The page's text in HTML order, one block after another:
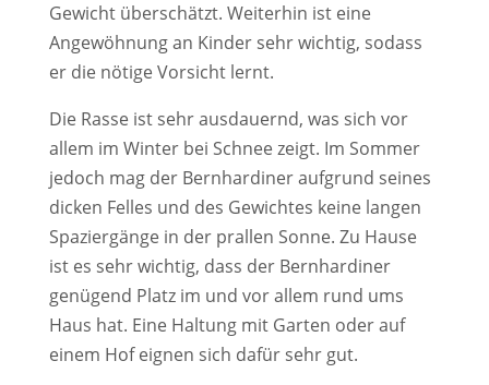
Gewicht überschätzt. Weiterhin ist eine
Angewöhnung an Kinder sehr wichtig, sodass
er die nötige Vorsicht lernt.
Die Rasse ist sehr ausdauernd, was sich vor
allem im Winter bei Schnee zeigt. Im Sommer
jedoch mag der Bernhardiner aufgrund seines
dicken Felles und des Gewichtes keine langen
Spaziergänge in der prallen Sonne. Zu Hause
ist es sehr wichtig, dass der Bernhardiner
genügend Platz im und vor allem rund ums
Haus hat. Eine Haltung mit Garten oder auf
einem Hof eignen sich dafür sehr gut.